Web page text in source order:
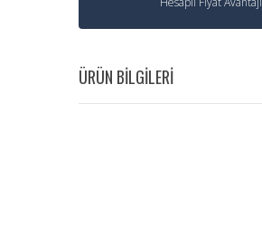
ÜRÜN BİLGİLERİ